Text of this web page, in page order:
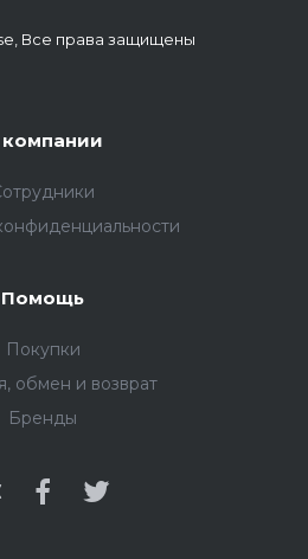
Все права защищены
Помощь
Покупки
обмен и возврат
Бренды